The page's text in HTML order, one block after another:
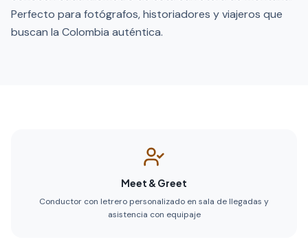
Perfecto para fotógrafos, historiadores y viajeros que
buscan la Colombia auténtica.
Meet & Greet
Conductor con letrero personalizado en sala de llegadas y
asistencia con equipaje